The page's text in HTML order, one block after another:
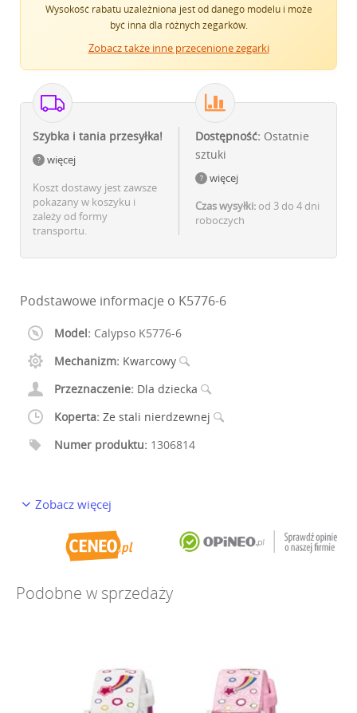
Wysokość rabatu uzależniona jest od danego modelu i może
być inna dla różnych zegarków.
Zobacz także inne przecenione zegarki
Szybka i tania przesyłka!
więcej
Koszt dostawy jest zawsze
pokazany w koszyku i
zależy od formy
transportu.
Dostępność: Ostatnie
sztuki
więcej
Czas wysyłki: od 3 do 4 dni
roboczych
Podstawowe informacje o K5776-6
Model: Calypso K5776-6
Mechanizm: Kwarcowy
Przeznaczenie: Dla dziecka
Koperta: Ze stali nierdzewnej
Numer produktu: 1306814
Zobacz więcej
Podobne w sprzedaży